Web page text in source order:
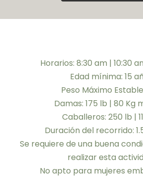
Horarios: 8:30 am | 10:30
Edad mínima: 15
Peso Máximo
Damas: 175 lb | 80 Kg
Caballeros: 250 lb |
Duración del recorrido:
Se requiere de una buena
realizar esta
No apto para mujeres